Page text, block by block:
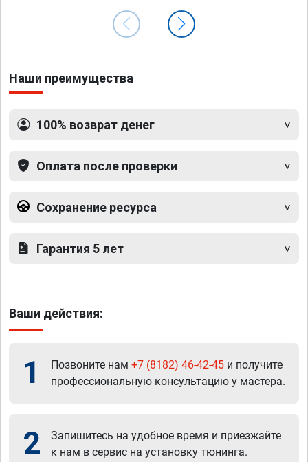
Наши преимущества
100% возврат денег
Оплата после проверки
Сохранение ресурса
Гарантия 5 лет
Ваши действия:
1 Позвоните нам +7 (8182) 46-42-45 и получите
профессиональную консультацию у мастера.
2
Запишитесь на удобное время и приезжайте
к нам в сервис на установку тюнинга.